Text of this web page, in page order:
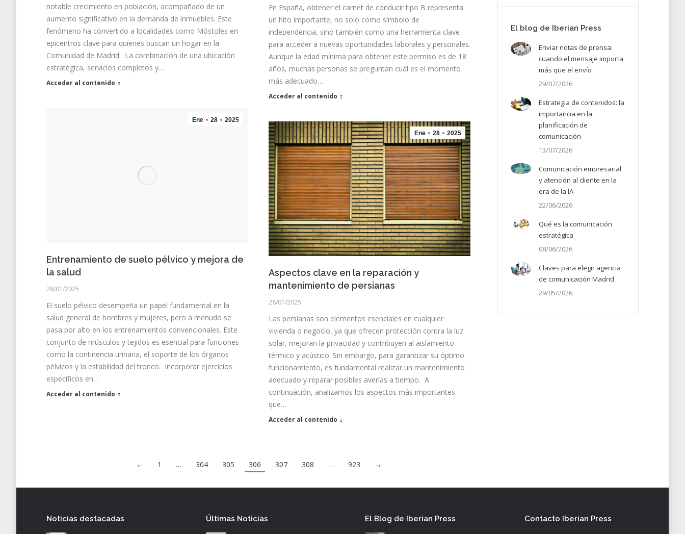
notable crecimiento en población, acompañado de un
aumento significativo en la demanda de inmuebles. Este
fenómeno ha convertido a localidades como Móstoles en
epicentros clave para quienes buscan un hogar en la
Comunidad de Madrid. La combinación de una ubicación
estratégica, servicios completos y…
Acceder al contenido
En España, obtener el carnet de conducir tipo B representa
un hito importante, no solo como símbolo de
independencia, sino también como una herramienta clave
para acceder a nuevas oportunidades laborales y personales.
Aunque la edad mínima para obtener este permiso es de 18
años, muchas personas se preguntan cuál es el momento
más adecuado…
Acceder al contenido
Ene 28 2025
Entrenamiento de suelo pélvico y mejora de
la salud
28/01/2025
El suelo pélvico desempeña un papel fundamental en la
salud general de hombres y mujeres, pero a menudo se
pasa por alto en los entrenamientos convencionales. Este
conjunto de músculos y tejidos es esencial para funciones
como la continencia urinaria, el soporte de los órganos
pélvicos y la estabilidad del tronco. Incorporar ejercicios
específicos en…
Acceder al contenido
Ene 28 2025
Aspectos clave en la reparación y
mantenimiento de persianas
28/01/2025
Las persianas son elementos esenciales en cualquier
vivienda o negocio, ya que ofrecen protección contra la luz
solar, mejoran la privacidad y contribuyen al aislamiento
térmico y acústico. Sin embargo, para garantizar su óptimo
funcionamiento, es fundamental realizar un mantenimiento
adecuado y reparar posibles averías a tiempo. A
continuación, analizamos los aspectos más importantes
que…
Acceder al contenido
← 1 … 304 305 306 307 308 … 923 →
El blog de Iberian Press
Enviar notas de prensa:
cuando el mensaje importa
más que el envío
29/07/2026
Estrategia de contenidos: la
importancia en la
planificación de
comunicación
13/07/2026
Comunicación empresarial
y atención al cliente en la
era de la IA
22/06/2026
Qué es la comunicación
estratégica
08/06/2026
Claves para elegir agencia
de comunicación Madrid
29/05/2026
Noticias destacadas Últimas Noticias El Blog de Iberian Press Contacto Iberian Press